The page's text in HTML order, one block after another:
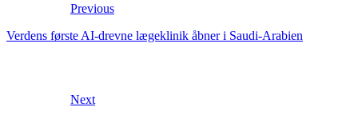
Previous
Verdens første AI-drevne lægeklinik åbner i Saudi-Arabien
Next